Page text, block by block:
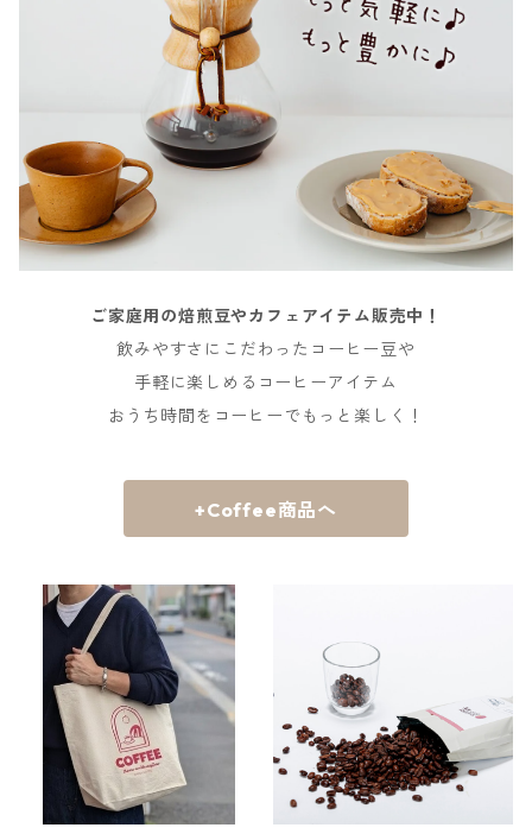
ご家庭用の焙煎豆やカフェアイテム販売中！
飲みやすさにこだわったコーヒー豆や
手軽に楽しめるコーヒーアイテム
おうち時間をコーヒーでもっと楽しく！
+Coffee商品へ